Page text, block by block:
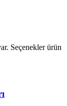
Seçenekler ürün